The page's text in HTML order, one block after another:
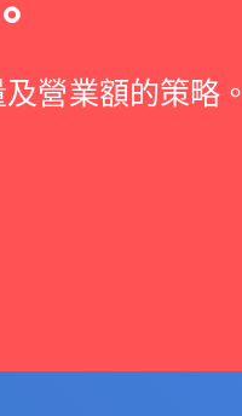
營業額的策略。